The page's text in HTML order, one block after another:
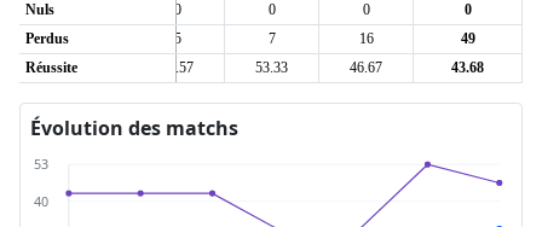
Nuls
0 0 0
0
Perdus
5 7 16
49
Réussite28.57 28.57 53.33 46.67 43.68
Évolution des matchs
53
40